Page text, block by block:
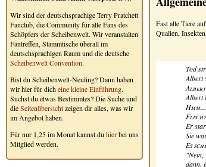
Wir sind der deutschsprachige Terry Pratchett
Fanclub, die Community für alle Fans des
Schöpfers der Scheibenwelt. Wir veranstalten
Fantreffen, Stammtische überall im
deutschsprachigen Raum und die deutsche
Scheibenwelt Convention.
Bist du Scheibenwelt-Neuling? Dann haben
wir hier für dicheine kleine Einführung.
Suchst du etwas Bestimmtes? Die Suche und
dieSeitenübersichtzeigen dir alles, was wir
im Angebot haben.
Für nur 1,25 im Monat kannst du hierbei uns
Mitglied werden.
Fast alle Tiere
Quallen,
Tod
Albert
Albert
Albert
Hmm...
Er
Sie
Es
"Nein,
dann,